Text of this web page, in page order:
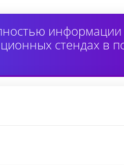
информации
стендах в